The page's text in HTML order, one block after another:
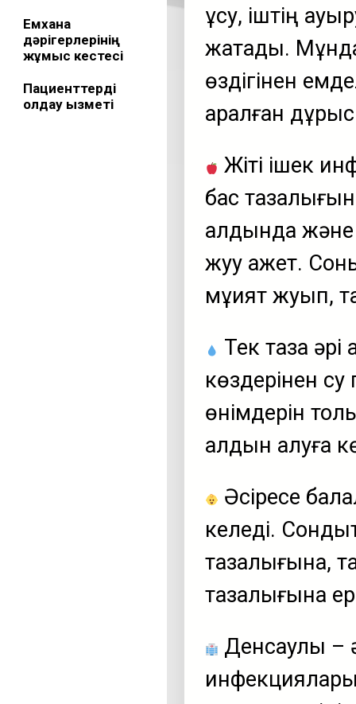
Емхана
дәрігерлерінің
жұмыс кестесі
Пациенттерді
қолдау қызметі
құсу, іштің
жатады.
өздігінен
қаралған
Жіті ішек
бас
алдында және
жуу қажет.
мұқият жуып,
Тек таза
көздерінен
өнімдерін
алдын алуға
Әсіресе
келеді.
тазалығына,
тазалығына
Денсаулық